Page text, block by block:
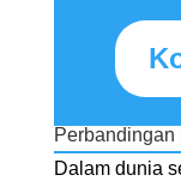
Perbandingan
Dalam dunia